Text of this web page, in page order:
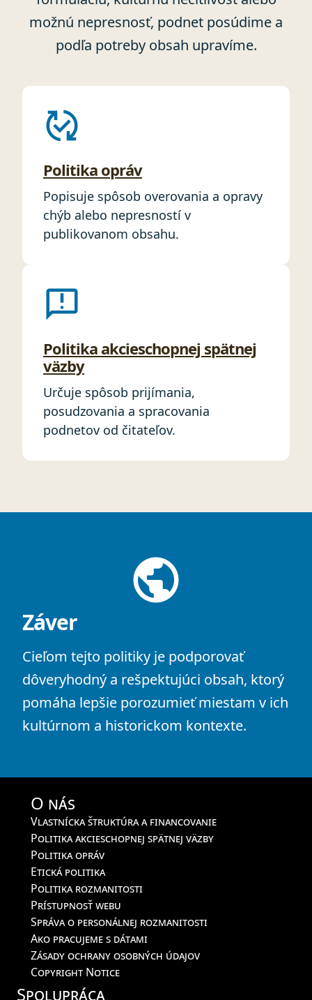
možnú nepresnosť, podnet posúdime a
podľa potreby obsah upravíme.
published_with_changes
Politika opráv
Popisuje spôsob overovania a opravy
chýb alebo nepresností v
publikovanom obsahu.
feedback
Politika akcieschopnej spätnej
väzby
Určuje spôsob prijímania,
posudzovania a spracovania
podnetov od čitateľov.
public
Záver
Cieľom tejto politiky je podporovať
dôveryhodný a rešpektujúci obsah, ktorý
pomáha lepšie porozumieť miestam v ich
kultúrnom a historickom kontexte.
O nás
Vlastnícka štruktúra a financovanie
Politika akcieschopnej spätnej väzby
Politika opráv
Etická politika
Politika rozmanitosti
Prístupnosť webu
Správa o personálnej rozmanitosti
Ako pracujeme s dátami
Zásady ochrany osobných údajov
Copyright Notice
Spolupráca